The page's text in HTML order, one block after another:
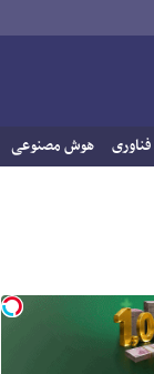
هوش مصنوعی